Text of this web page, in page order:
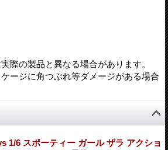
際の製品と異なる場合があります。
ージに角つぶれ等ダメージがある場合
1/6 スポーティー ガール ザラ アクショ